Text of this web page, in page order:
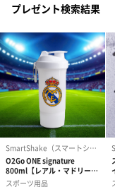
プレゼント検索結果